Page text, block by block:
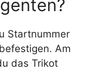
Startnummer
Am
das Trikot